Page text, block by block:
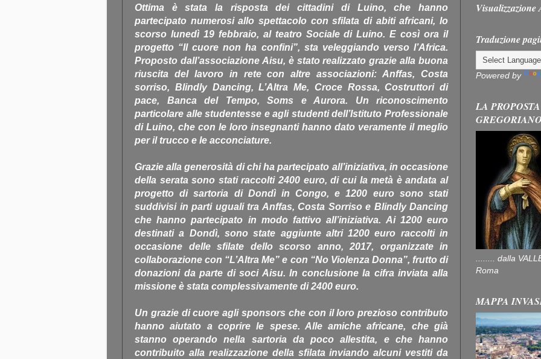
Ottima è stata la risposta dei cittadini di Luino, che hanno
partecipato numerosi allo spettacolo con sfilata di abiti africani, lo
scorso lunedì 19 febbraio, al teatro Sociale di Luino. E così ora il
progetto “Il cuore non ha confini”, sta veleggiando verso l’Africa.
Proposto dall’associazione Aisu, è stato realizzato grazie alla buona
riuscita del lavoro in rete con altre associazioni: Anffas, Costa
sorriso, Blindly Dancing, L’Altra Me, Croce Rossa, Costruttori di
pace, Banca del Tempo, Soms e Aurora. Un riconoscimento
particolare alle studentesse e agli studenti dell’Istituto Professionale
di Luino, che con le loro insegnanti hanno dato veramente il meglio
per il trucco e le acconciature.
Grazie alla generosità di chi ha partecipato all’iniziativa, in occasione
della serata sono stati raccolti 2400 euro, di cui la metà è andata al
progetto di sartoria di Dondì in Congo, e 1200 euro sono stati
suddivisi in parti uguali tra Anffas, Costa Sorriso e Blindly Dancing
che hanno partecipato in modo fattivo all’iniziativa. Ai 1200 euro
destinati a Dondì, sono state aggiunte altri 1200 euro raccolti in
occasione delle sfilate dello scorso anno, 2017, organizzate in
collaborazione con “L’Altra Me” e con “No Violenza Donna”, frutto di
donazioni da parte di soci Aisu. In conclusione la cifra inviata alla
missione è stata complessivamente di 2400 euro.
Un grazie di cuore agli sponsors che con il loro prezioso contributo
hanno aiutato a coprire le spese. Alle amiche africane, che già
stanno operando nella sartoria da poco allestita, e che hanno
contribuito alla realizzazione della sfilata inviando alcuni vestiti da
Traduzione
Powered by
LA
........ dalla
Roma
MAPPA